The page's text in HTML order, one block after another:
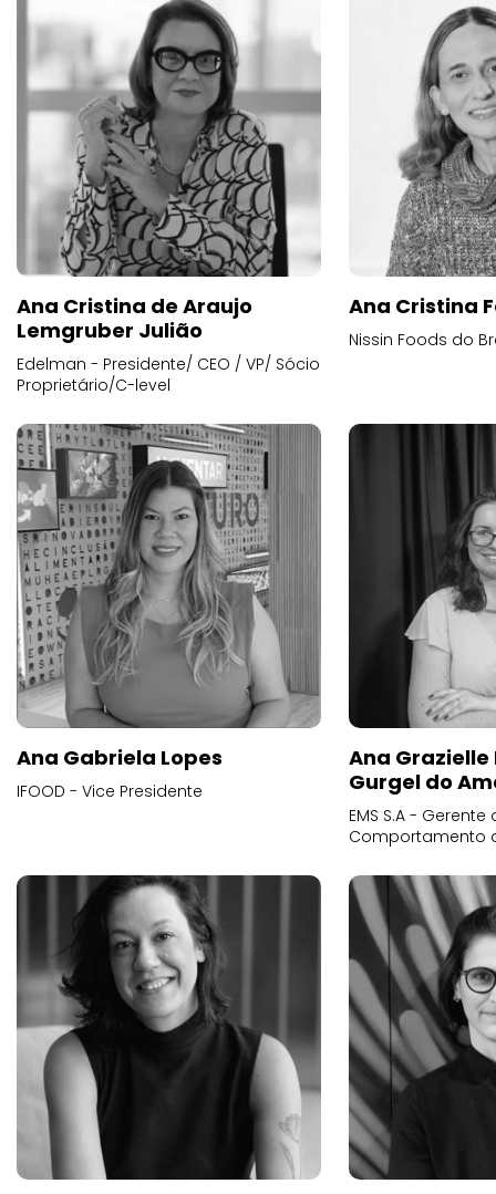
Ana Cristina de Araujo
Lemgruber Julião
Edelman - Presidente/ CEO / VP/ Sócio
Proprietário/C-level
Ana Cristina
Nissin Foods do
Ana Gabriela Lopes
IFOOD - Vice Presidente
Ana
Gurgel do
EMS S.A -
Comportamento